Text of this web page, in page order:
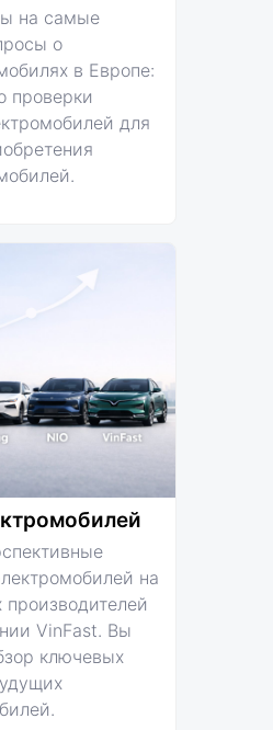
на самые
о
в Европе:
проверки
для
на
производителей
VinFast. Вы
ключевых